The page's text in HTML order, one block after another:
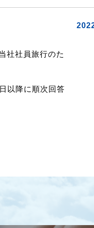
社社員旅行のた
以降に順次回答